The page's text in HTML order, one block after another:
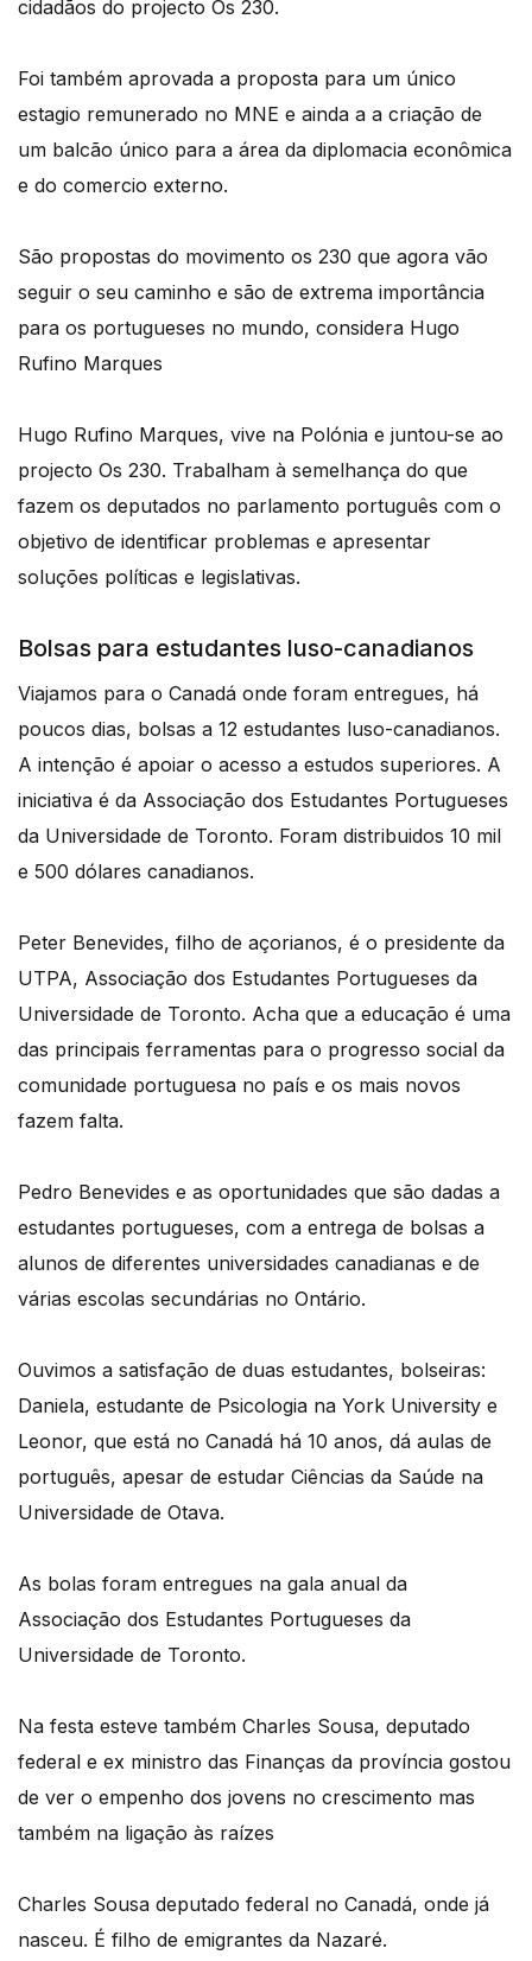
cidadãos do projecto Os 230.
Foi também aprovada a proposta para um único
estagio remunerado no MNE e ainda a a criação de
um balcão único para a área da diplomacia econômica
e do comercio externo.
São propostas do movimento os 230 que agora vão
seguir o seu caminho e são de extrema importância
para os portugueses no mundo, considera Hugo
Rufino Marques
Hugo Rufino Marques, vive na Polónia e juntou-se ao
projecto Os 230. Trabalham à semelhança do que
fazem os deputados no parlamento português com o
objetivo de identificar problemas e apresentar
soluções políticas e legislativas.
Bolsas para estudantes luso-canadianos
Viajamos para o Canadá onde foram entregues, há
poucos dias, bolsas a 12 estudantes luso-canadianos.
A intenção é apoiar o acesso a estudos superiores. A
iniciativa é da Associação dos Estudantes Portugueses
da Universidade de Toronto. Foram distribuidos 10 mil
e 500 dólares canadianos.
Peter Benevides, filho de açorianos, é o presidente da
UTPA, Associação dos Estudantes Portugueses da
Universidade de Toronto. Acha que a educação é uma
das principais ferramentas para o progresso social da
comunidade portuguesa no país e os mais novos
fazem falta.
Pedro Benevides e as oportunidades que são dadas a
estudantes portugueses, com a entrega de bolsas a
alunos de diferentes universidades canadianas e de
várias escolas secundárias no Ontário.
Ouvimos a satisfação de duas estudantes, bolseiras:
Daniela, estudante de Psicologia na York University e
Leonor, que está no Canadá há 10 anos, dá aulas de
português, apesar de estudar Ciências da Saúde na
Universidade de Otava.
As bolas foram entregues na gala anual da
Associação dos Estudantes Portugueses da
Universidade de Toronto.
Na festa esteve também Charles Sousa, deputado
federal e ex ministro das Finanças da província gostou
de ver o empenho dos jovens no crescimento mas
também na ligação às raízes
Charles Sousa deputado federal no Canadá, onde já
nasceu. É filho de emigrantes da Nazaré.